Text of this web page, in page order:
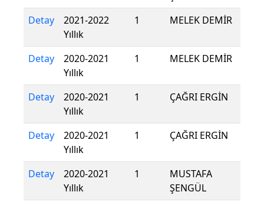
Detay
2021-2022
Yıllık
1 MELEK DEMİR
Detay
2020-2021
Yıllık
1 MELEK DEMİR
Detay
2020-2021
Yıllık
1 ÇAĞRI ERGİN
Detay
2020-2021
Yıllık
1 ÇAĞRI ERGİN
Detay
2020-2021
Yıllık
1
MUSTAFA
ŞENGÜL